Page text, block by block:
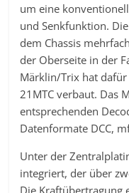
um eine
und Senkfunktion.
dem Chassis
der Oberseite in der
Märklin/Trix hat
21MTC verbaut. Das
entsprechenden
Datenformate DCC,
Unter der
integriert, der über
Die Kraftübertragung